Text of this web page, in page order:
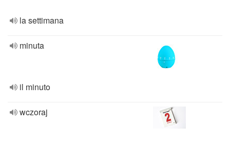
la settimana
minuta
il minuto
wczoraj